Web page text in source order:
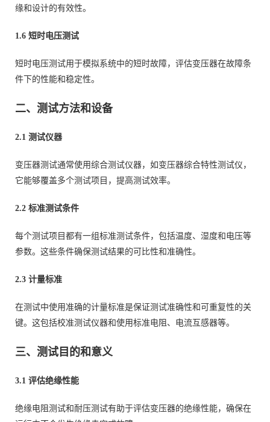
缘和设计的有效性。
1.6 短时电压测试
短时电压测试用于模拟系统中的短时故障，评估变压器在故障条
件下的性能和稳定性。
二、测试方法和设备
2.1 测试仪器
变压器测试通常使用综合测试仪器，如变压器综合特性测试仪，
它能够覆盖多个测试项目，提高测试效率。
2.2 标准测试条件
每个测试项目都有一组标准测试条件，包括温度、湿度和电压等
参数。这些条件确保测试结果的可比性和准确性。
2.3 计量标准
在测试中使用准确的计量标准是保证测试准确性和可重复性的关
键。这包括校准测试仪器和使用标准电阻、电流互感器等。
三、测试目的和意义
3.1 评估绝缘性能
绝缘电阻测试和耐压测试有助于评估变压器的绝缘性能，确保在